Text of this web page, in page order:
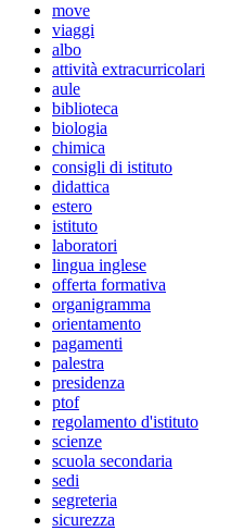
move
viaggi
albo
attività extracurricolari
aule
biblioteca
biologia
chimica
consigli di istituto
didattica
estero
istituto
laboratori
lingua inglese
offerta formativa
organigramma
orientamento
pagamenti
palestra
presidenza
ptof
regolamento d'istituto
scienze
scuola secondaria
sedi
segreteria
sicurezza